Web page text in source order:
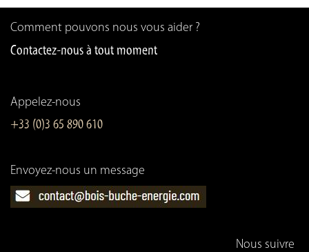
Comment pouvons nous vous aider ?
Contactez-nous à tout moment
Appelez-nous
+33 (0)3 65 890 610
Envoyez-nous un message
Nous suivre